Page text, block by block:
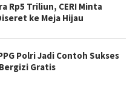
Rp5 Triliun, CERI Minta
ke Meja Hijau
Polri Jadi Contoh Sukses
Gratis